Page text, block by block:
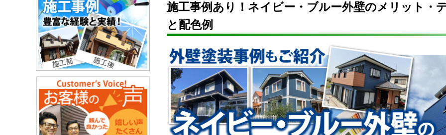
施工事例あり！ネイビー・ブルー外壁のメリット・
と配色例